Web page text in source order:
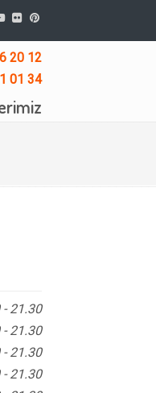
20 12
01 34
- 21.30
- 21.30
- 21.30
- 21.30